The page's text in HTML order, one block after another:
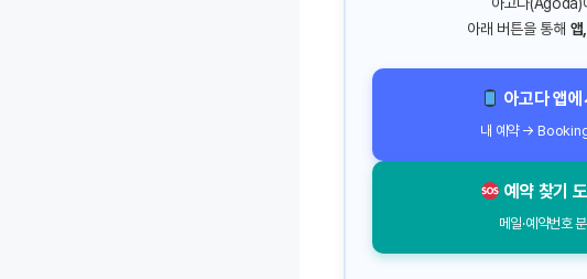
아고다(Agoda)
아래 버튼을 통해
아고다 앱
내 예약 → Booking
예약 찾기
메일·예약번호